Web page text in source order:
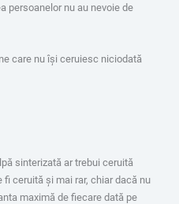
persoanelor nu au nevoie de
care nu își ceruiesc niciodată
sinterizată ar trebui ceruită
ceruită și mai rar, chiar dacă nu
maximă de fiecare dată pe